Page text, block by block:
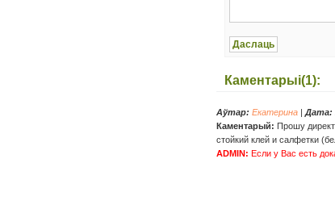
Каментарыі(1):
Аўтар: Екатерина| Дата:
Каментарый: Прошу
стойкий клей и салфетки
ADMIN: Если у Вас есть